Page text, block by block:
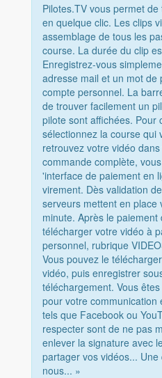
Pilotes.TV vous permet
en quelque clic. Les clips
assemblage de tous les
course. La durée du clip
Enregistrez-vous
adresse mail et un mot de
compte personnel. La
de trouver facilement un
pilote sont affichées. Pour
sélectionnez la course qui
retrouvez votre vidéo
commande complète,
'interface de paiement en
virement. Dès validation
serveurs mettent en place
minute. Après le
télécharger votre vidéo à
personnel, rubrique
Vous pouvez le
vidéo, puis enregistrer
téléchargement. Vous
pour votre communication
tels que Facebook ou
respecter sont de ne pas
enlever la signature avec
partager vos vidéos...
nous... »